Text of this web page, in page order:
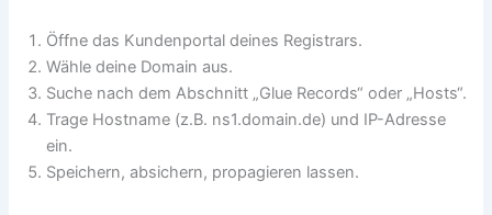
Öffne das Kundenportal deines Registrars.
Wähle deine Domain aus.
Suche nach dem Abschnitt „Glue Records“ oder „Hosts“.
Trage Hostname (z.B. ns1.domain.de) und IP-Adresse
ein.
Speichern, absichern, propagieren lassen.